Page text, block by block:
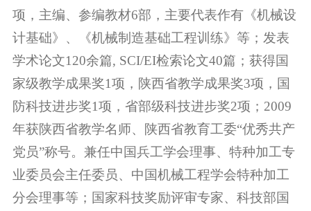
项，主编、参编教材6部，主要代表作有《机械设
计基础》、《机械制造基础工程训练》等；发表
学术论文120余篇, SCI/EI检索论文40篇；获得国
家级教学成果奖1项，陕西省教学成果奖3项，国
防科技进步奖1项，省部级科技进步奖2项；2009
年获陕西省教学名师、陕西省教育工委“优秀共产
党员”称号。兼任中国兵工学会理事、特种加工专
业委员会主任委员、中国机械工程学会特种加工
分会理事等；国家科技奖励评审专家、科技部国